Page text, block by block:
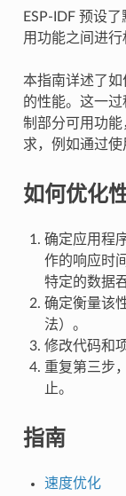
ESP-IDF 预设
用功能之间进行
本指南详述了
的性能。这一
制部分可用功
求，例如通过使
如何优化
确定应用程
作的响应时
特定的数据
确定衡量该
法）。
修改代码和
重复第三步
止。
指南
速度优化